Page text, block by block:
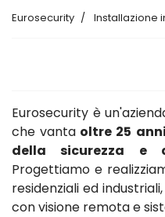
Eurosecurity Installazione
Eurosecurity è
che vanta oltre 25
della sicurezza e
Progettiamo e
residenziali ed
con visione remota e